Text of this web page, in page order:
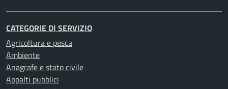
CATEGORIE DI SERVIZIO
Agricoltura e pesca
Ambiente
Anagrafe e stato civile
Appalti pubblici